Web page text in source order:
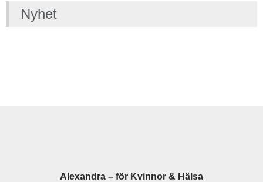
Nyhet
Alexandra – för Kvinnor & Hälsa